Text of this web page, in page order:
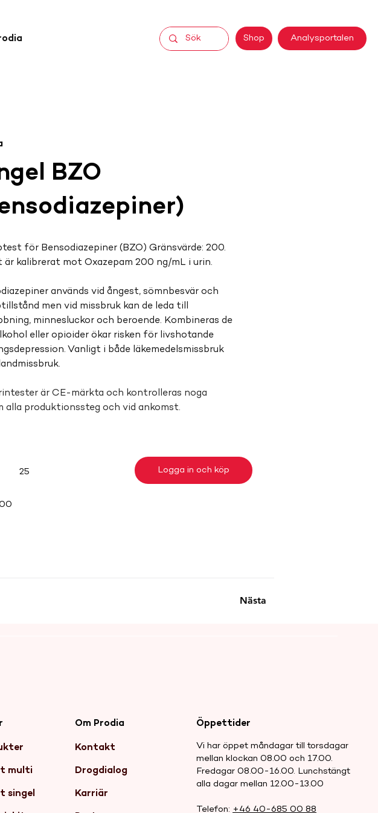
Shop Analysportalen
BZO
för Bensodiazepiner (BZO) Gränsvärde: 200.
är kalibrerat mot Oxazepam 200 ng/mL i urin.
används vid ångest, sömnbesvär och
men vid missbruk kan de leda till
minnesluckor och beroende. Kombineras de
eller opioider ökar risken för livshotande
Vanligt i både läkemedelsmissbruk
är CE-märkta och kontrolleras noga
alla produktionssteg och vid ankomst.
25 Logga in och köp
Nästa
Om Prodia
Kontakt
Drogdialog
Karriär
multi
singel
Öppettider
Vi har öppet måndagar till torsdagar
mellan klockan 08.00 och 17.00.
Fredagar 08.00-16.00. Lunchstängt
alla dagar mellan 12.00-13.00
Telefon: +46 40-685 00 88